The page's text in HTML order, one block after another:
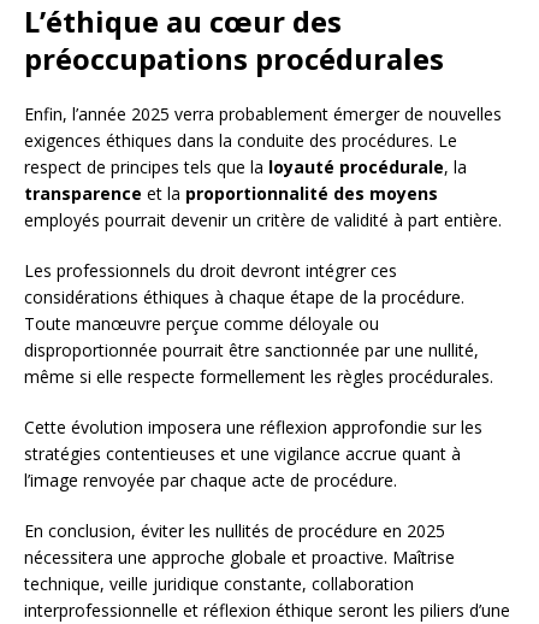
L’éthique au cœur des
préoccupations procédurales
Enfin, l’année 2025 verra probablement émerger de nouvelles
exigences éthiques dans la conduite des procédures. Le
respect de principes tels que la loyauté procédurale, la
transparence et la proportionnalité des moyens
employés pourrait devenir un critère de validité à part entière.
Les professionnels du droit devront intégrer ces
considérations éthiques à chaque étape de la procédure.
Toute manœuvre perçue comme déloyale ou
disproportionnée pourrait être sanctionnée par une nullité,
même si elle respecte formellement les règles procédurales.
Cette évolution imposera une réflexion approfondie sur les
stratégies contentieuses et une vigilance accrue quant à
l’image renvoyée par chaque acte de procédure.
En conclusion, éviter les nullités de procédure en 2025
nécessitera une approche globale et proactive. Maîtrise
technique, veille juridique constante, collaboration
interprofessionnelle et réflexion éthique seront les piliers d’une